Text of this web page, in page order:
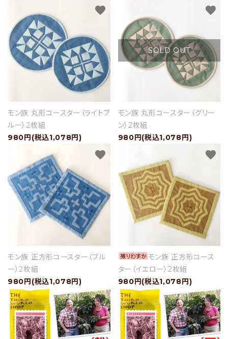
モン族 丸形コースター（ライトブ
ルー）2枚組
980円(税込1,078円)
favorite
SOLD OUT
モン族 丸形コースター（グリー
ン）2枚組
980円(税込1,078円)
favorite
モン族 正方形コースター（ブル
ー）2枚組
980円(税込1,078円)
favorite
モン族 正方形コース
ター（イエロー）2枚組
980円(税込1,078円)
favorite
favorite favorite